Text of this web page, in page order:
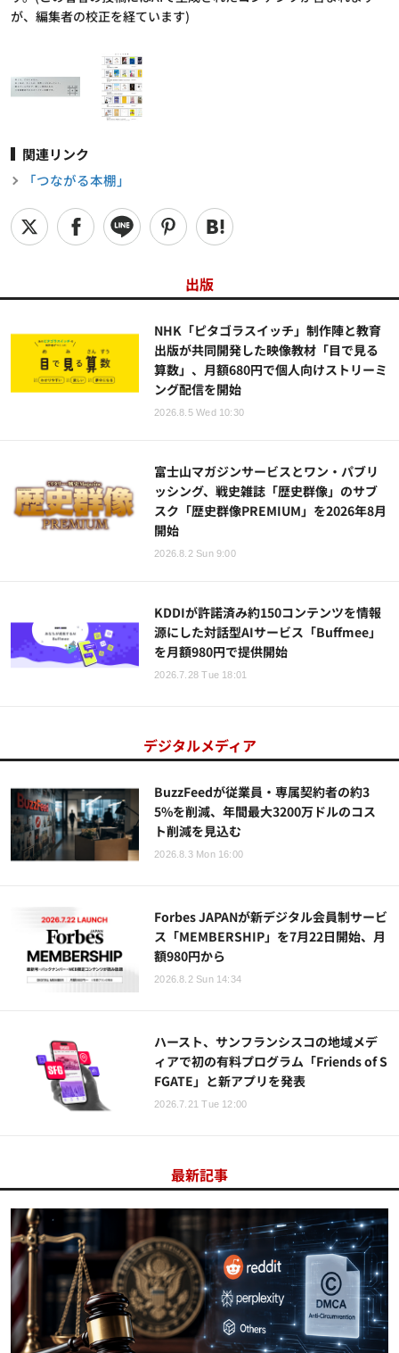
が、編集者の校正を経ています)
関連リンク
「つながる本棚」
出版
NHK「ピタゴラスイッチ」制作陣と教育
出版が共同開発した映像教材「目で見る
算数」、月額680円で個人向けストリーミ
ング配信を開始
2026.8.5 Wed 10:30
富士山マガジンサービスとワン・パブリ
ッシング、戦史雑誌「歴史群像」のサブ
スク「歴史群像PREMIUM」を2026年8月
開始
2026.8.2 Sun 9:00
KDDIが許諾済み約150コンテンツを情報
源にした対話型AIサービス「Buffmee」
を月額980円で提供開始
2026.7.28 Tue 18:01
デジタルメディア
BuzzFeedが従業員・専属契約者の約3
5%を削減、年間最大3200万ドルのコス
ト削減を見込む
2026.8.3 Mon 16:00
Forbes JAPANが新デジタル会員制サービ
ス「MEMBERSHIP」を7月22日開始、月
額980円から
2026.8.2 Sun 14:34
ハースト、サンフランシスコの地域メデ
ィアで初の有料プログラム「Friends of S
FGATE」と新アプリを発表
2026.7.21 Tue 12:00
最新記事